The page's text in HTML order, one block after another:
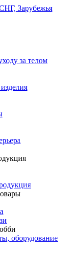
за телом
оборудование